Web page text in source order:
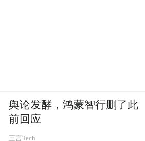
舆论发酵，鸿蒙智行删了此
前回应
三言Tech